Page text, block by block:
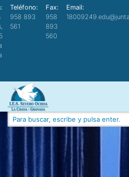
Teléfono:
958 893
561
Fax:
958
893
560
Email: